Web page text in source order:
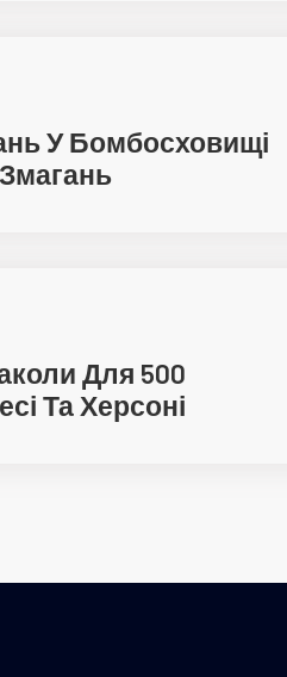
У Бомбосховищі
Для 500
Та Херсоні